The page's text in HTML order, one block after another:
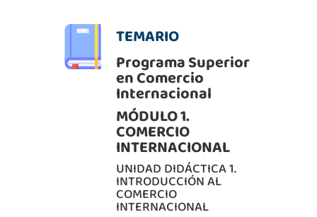
TEMARIO
Programa Superior
en Comercio
Internacional
MÓDULO 1.
COMERCIO
INTERNACIONAL
UNIDAD DIDÁCTICA 1.
INTRODUCCIÓN AL
COMERCIO
INTERNACIONAL